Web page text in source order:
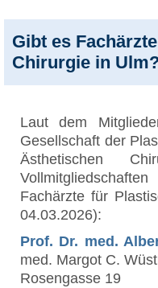
Gibt es
Chirurgie in
Laut dem
Gesellschaft der
Ästhetischen
Fachärzte für
04.03.2026):
Prof. Dr. med.
med. Margot C.
Rosengasse 19